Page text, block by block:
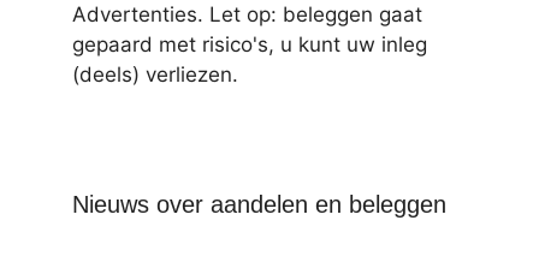
Advertenties. Let op: beleggen gaat
gepaard met risico's, u kunt uw inleg
(deels) verliezen.
Nieuws over aandelen en beleggen